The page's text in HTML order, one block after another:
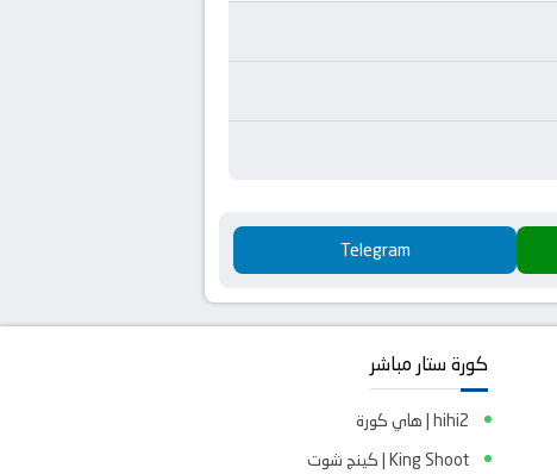
Telegram
كورة ستار مباشر
hihi2 | هاي كورة
King Shoot | كينج شوت